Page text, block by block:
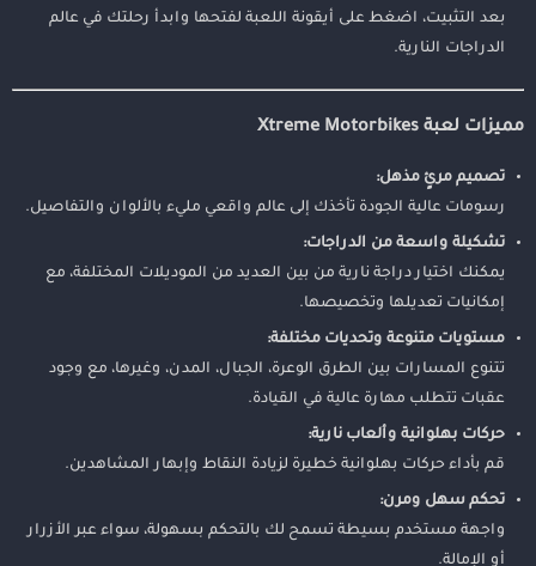
بعد التثبيت، اضغط على أيقونة اللعبة لفتحها وابدأ رحلتك في عالم
الدراجات النارية.
مميزات لعبة Xtreme Motorbikes
تصميم مرئٍ مذهل:
رسومات عالية الجودة تأخذك إلى عالم واقعي مليء بالألوان والتفاصيل.
تشكيلة واسعة من الدراجات:
يمكنك اختيار دراجة نارية من بين العديد من الموديلات المختلفة، مع
إمكانيات تعديلها وتخصيصها.
مستويات متنوعة وتحديات مختلفة:
تتنوع المسارات بين الطرق الوعرة، الجبال، المدن، وغيرها، مع وجود
عقبات تتطلب مهارة عالية في القيادة.
حركات بهلوانية وألعاب نارية:
قم بأداء حركات بهلوانية خطيرة لزيادة النقاط وإبهار المشاهدين.
تحكم سهل ومرن:
واجهة مستخدم بسيطة تسمح لك بالتحكم بسهولة، سواء عبر الأزرار
أو الإمالة.